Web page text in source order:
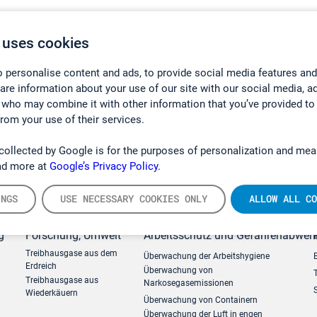
cookies
personalise content and ads, to provide social media features
information about your use of our site with our social media,
may combine it with other information that you’ve provided
your use of their services.
by Google is for the purposes of personalization and
more at Google’s Privacy Policy.
USE NECESSARY COOKIES ONLY ALLOW ALL
Forschung, Umwelt
Treibhausgase aus dem
Erdreich
Treibhausgase aus
Wiederkäuern
Arbeitsschutz und
Überwachung der Arbeitshygiene
Überwachung von
Narkosegasemissionen
Überwachung von Containern
Überwachung der Luft in engen